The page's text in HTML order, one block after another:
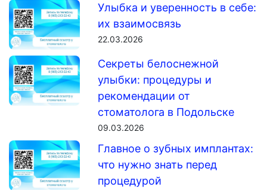
Улыбка и уверенность в себе:
их взаимосвязь
22.03.2026
Секреты белоснежной
улыбки: процедуры и
рекомендации от
стоматолога в Подольске
09.03.2026
Главное о зубных имплантах:
что нужно знать перед
процедурой